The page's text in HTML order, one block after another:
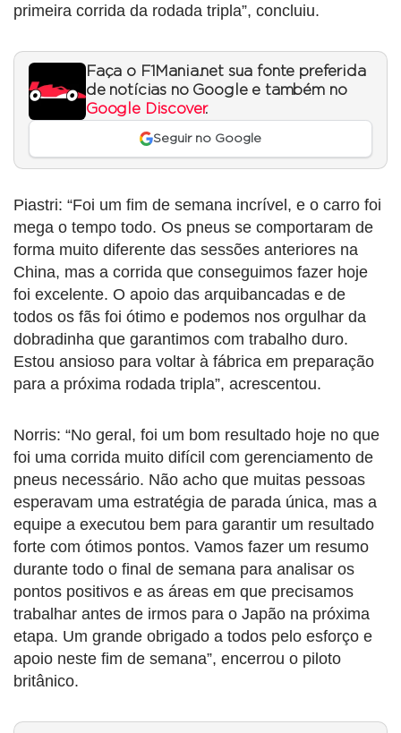
primeira corrida da rodada tripla”, concluiu.
Faça o F1Mania.net sua fonte preferida
de notícias no Google e também no
Google Discover.
Seguir no Google
Piastri: “Foi um fim de semana incrível, e o carro foi
mega o tempo todo. Os pneus se comportaram de
forma muito diferente das sessões anteriores na
China, mas a corrida que conseguimos fazer hoje
foi excelente. O apoio das arquibancadas e de
todos os fãs foi ótimo e podemos nos orgulhar da
dobradinha que garantimos com trabalho duro.
Estou ansioso para voltar à fábrica em preparação
para a próxima rodada tripla”, acrescentou.
Norris: “No geral, foi um bom resultado hoje no que
foi uma corrida muito difícil com gerenciamento de
pneus necessário. Não acho que muitas pessoas
esperavam uma estratégia de parada única, mas a
equipe a executou bem para garantir um resultado
forte com ótimos pontos. Vamos fazer um resumo
durante todo o final de semana para analisar os
pontos positivos e as áreas em que precisamos
trabalhar antes de irmos para o Japão na próxima
etapa. Um grande obrigado a todos pelo esforço e
apoio neste fim de semana”, encerrou o piloto
britânico.